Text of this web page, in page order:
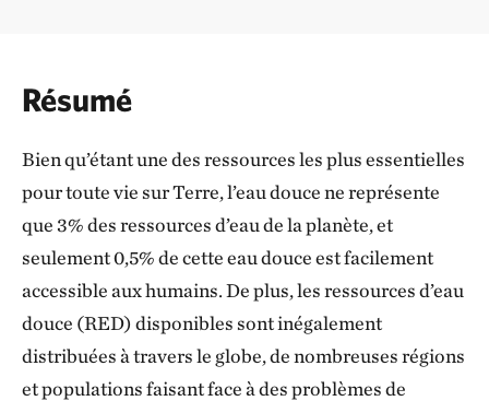
Résumé
Bien qu’étant une des ressources les plus essentielles
pour toute vie sur Terre, l’eau douce ne représente
que 3% des ressources d’eau de la planète, et
seulement 0,5% de cette eau douce est facilement
accessible aux humains. De plus, les ressources d’eau
douce (RED) disponibles sont inégalement
distribuées à travers le globe, de nombreuses régions
et populations faisant face à des problèmes de